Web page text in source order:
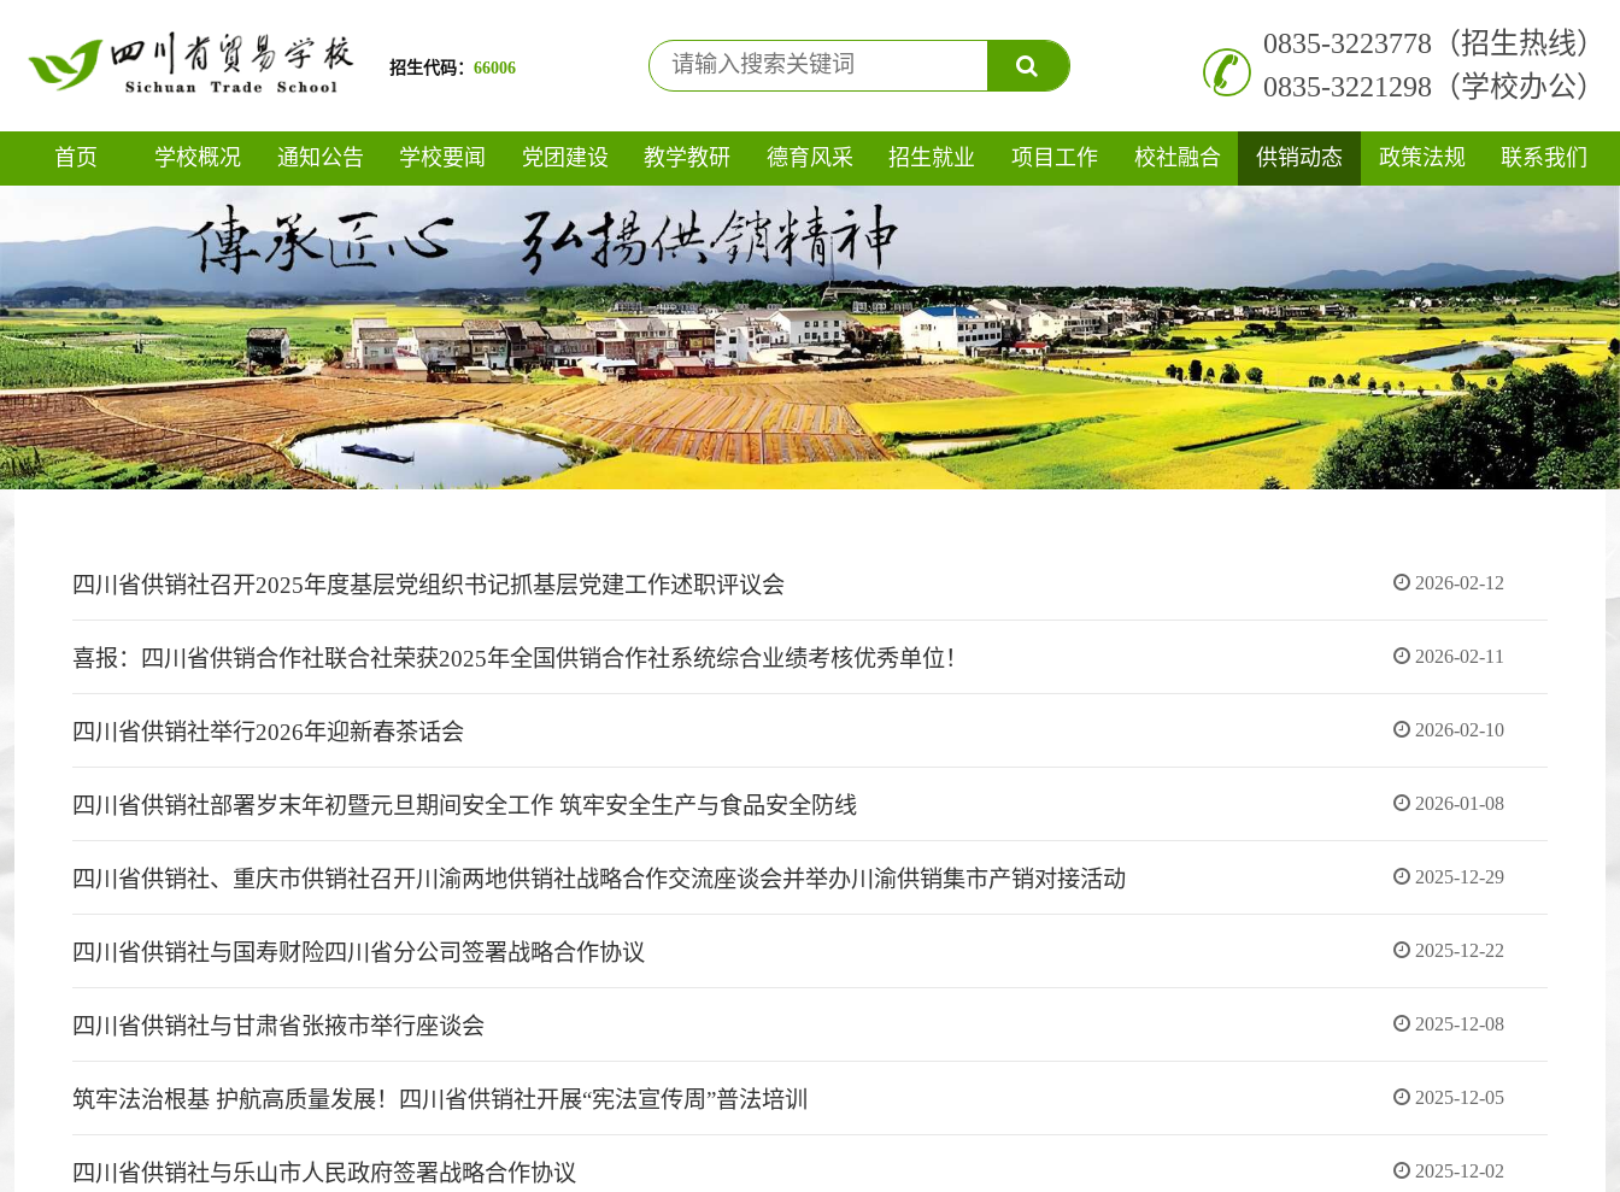
招生代码：66006
0835-3223778（招生热线）
0835-3221298（学校办公）
首页 学校概况 通知公告 学校要闻 党团建设 教学教研 德育风采 招生就业 项目工作 校社融合 供销动态 政策法规 联系我们
四川省供销社召开2025年度基层党组织书记抓基层党建工作述职评议会 2026-02-12
喜报：四川省供销合作社联合社荣获2025年全国供销合作社系统综合业绩考核优秀单位！ 2026-02-11
四川省供销社举行2026年迎新春茶话会 2026-02-10
四川省供销社部署岁末年初暨元旦期间安全工作 筑牢安全生产与食品安全防线 2026-01-08
四川省供销社、重庆市供销社召开川渝两地供销社战略合作交流座谈会并举办川渝供销集市产销对接活动 2025-12-29
四川省供销社与国寿财险四川省分公司签署战略合作协议 2025-12-22
四川省供销社与甘肃省张掖市举行座谈会 2025-12-08
筑牢法治根基 护航高质量发展！四川省供销社开展“宪法宣传周”普法培训 2025-12-05
四川省供销社与乐山市人民政府签署战略合作协议 2025-12-02